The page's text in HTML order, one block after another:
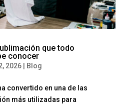
que todo
conocer
2026| Blog
convertido en una de las
más utilizadas para